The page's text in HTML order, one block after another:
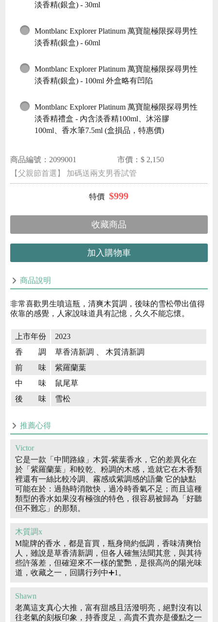
淡香精(銀盒) - 30ml
Montblanc Explorer Platinum 萬寶龍極限探尋男性
淡香精(銀盒) - 60ml
Montblanc Explorer Platinum 萬寶龍極限探尋男性
淡香精(銀盒) - 100ml 外盒略有凹陷
Montblanc Explorer Platinum 萬寶龍極限探尋男性
淡香精禮盒 - 內含淡香精100ml、沐浴膠
100ml、香水筆7.5ml (盒損品，特惠價)
商品編號： 2099001 市價：$ 2,150
【父親節首選】 加碼送兩支男香試管
$999
收藏商品
加入購物車
商品說明
非常喜歡男生噴這瓶，清爽木質調，後味的雪松帶出值得
依靠的感覺，人家說味道具有記憶，久久不能忘懷。
上市年份
2023
香 調
草香清新調 、 木質清新調
前 味
紫羅蘭葉
中 味
鼠尾草
後 味
雪松
推薦心得
Victor
它是一款「中間路線」木質-紫葉香水，它的差異化在
於「紫羅蘭葉」和較乾、粉調的木感，造就它在木香類
裡還有一絲比較冷調、霧感或紫調感的語彙 它的缺點
可能在於：過熱時消散快，過冷時香氣不足；而且這種
類型的香水如果沒有極強的特色，很容易被歸為「好聽
但不難忘」的那類。
木質調x
M龍牌的香水，都是盲買，瓶身簡約低調，香味清爽怡
人，雖說是草香清新調，但各人確無法聞其意，與其待
些許落差，但確迎來不一樣的驚艷，是很高尚的陽光味
道，收藏之一，回購行列中➕1。
Shawn
老萬這支真心大推，富有甜感且活潑明亮，絕對沒有以
往老氣的刻板印象，持香度足，高貴不貴亦是優點之一